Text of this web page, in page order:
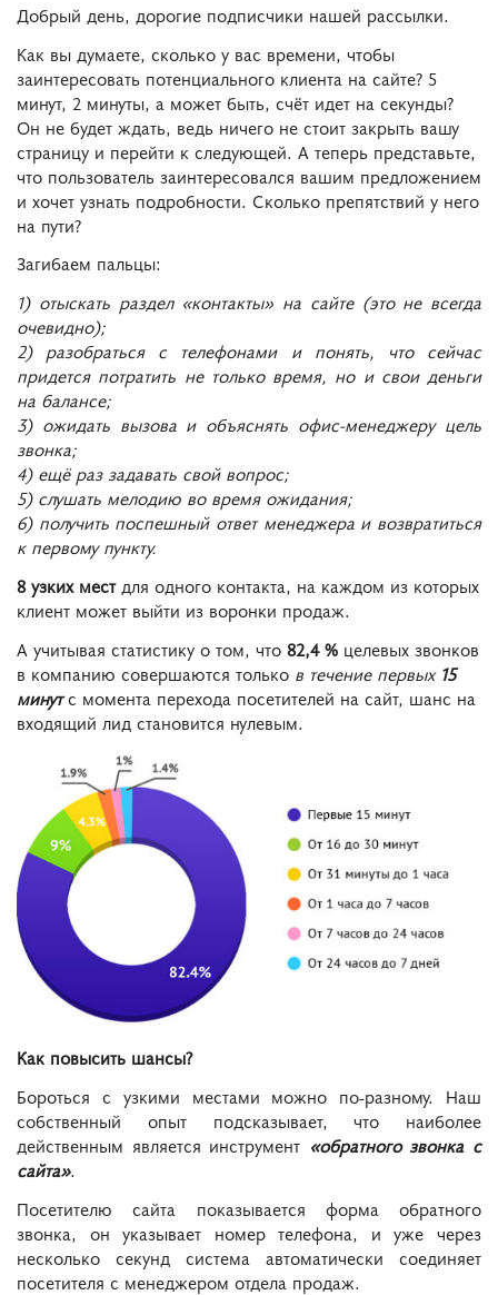
Добрый день, дорогие подписчики нашей рассылки.
Как вы думаете, сколько у вас времени, чтобы
заинтересовать потенциального клиента на сайте? 5
минут, 2 минуты, а может быть, счёт идет на секунды?
Он не будет ждать, ведь ничего не стоит закрыть вашу
страницу и перейти к следующей. А теперь представьте,
что пользователь заинтересовался вашим предложением
и хочет узнать подробности. Сколько препятствий у него
на пути?
Загибаем пальцы:
1) отыскать раздел «контакты» на сайте (это не всегда
очевидно);
2) разобраться с телефонами и понять, что сейчас
придется потратить не только время, но и свои деньги
на балансе;
3) ожидать вызова и объяснять офис-менеджеру цель
звонка;
4) ещё раз задавать свой вопрос;
5) cлушать мелодию во время ожидания;
6) получить поспешный ответ менеджера и возвратиться
к первому пункту.
8 узких местдля одного контакта, на каждом из которых
клиент может выйти из воронки продаж.
А учитывая статистику о том, что 82,4 % целевых звонков
в компанию совершаются только в течение первых 15
минутс момента перехода посетителей на сайт, шанс на
входящий лид становится нулевым.
Как повысить шансы?
Бороться с узкими местами можно по-разному. Наш
собственный опыт подсказывает, что наиболее
действенным является инструмент «обратного звонка с
сайта».
Посетителю сайта показывается форма обратного
звонка, он указывает номер телефона, и уже через
несколько секунд система автоматически соединяет
посетителя с менеджером отдела продаж.